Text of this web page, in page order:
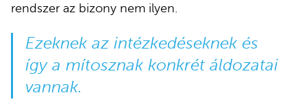
rendszer az bizony nem ilyen.
Ezeknek az intézkedéseknek és
így a mítosznak konkrét áldozatai
vannak.